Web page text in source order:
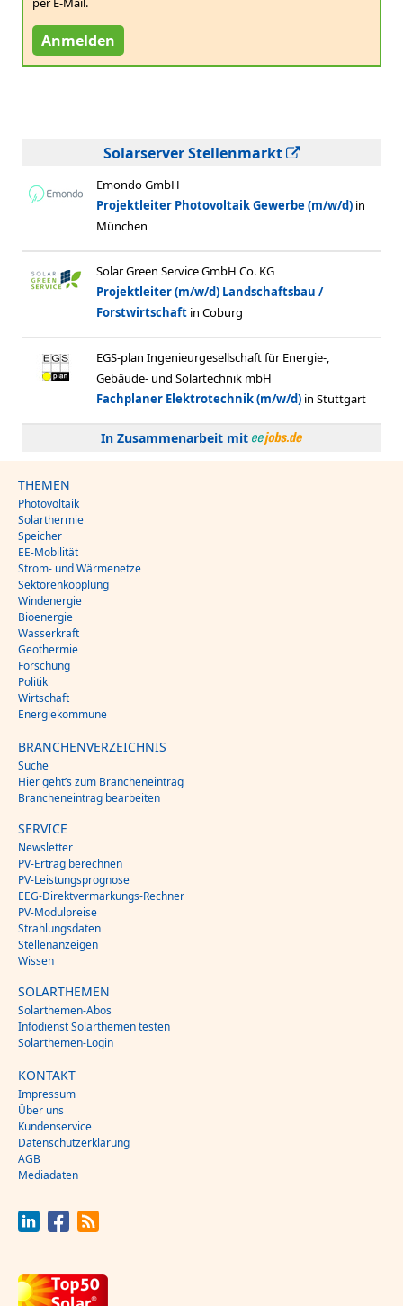
Anmelden
Solarserver Stellenmarkt
In Zusammenarbeit mit
THEMEN
Photovoltaik
Solarthermie
Speicher
EE-Mobilität
Strom- und Wärmenetze
Sektorenkopplung
Windenergie
Bioenergie
Wasserkraft
Geothermie
Forschung
Politik
Wirtschaft
Energiekommune
BRANCHENVERZEICHNIS
Suche
Hier geht’s zum Brancheneintrag
Brancheneintrag bearbeiten
SERVICE
Newsletter
PV-Ertrag berechnen
PV-Leistungsprognose
EEG-Direktvermarkungs-Rechner
PV-Modulpreise
Strahlungsdaten
Stellenanzeigen
Wissen
SOLARTHEMEN
Solarthemen-Abos
Infodienst Solarthemen testen
Solarthemen-Login
KONTAKT
Impressum
Über uns
Kundenservice
Datenschutzerklärung
AGB
Mediadaten